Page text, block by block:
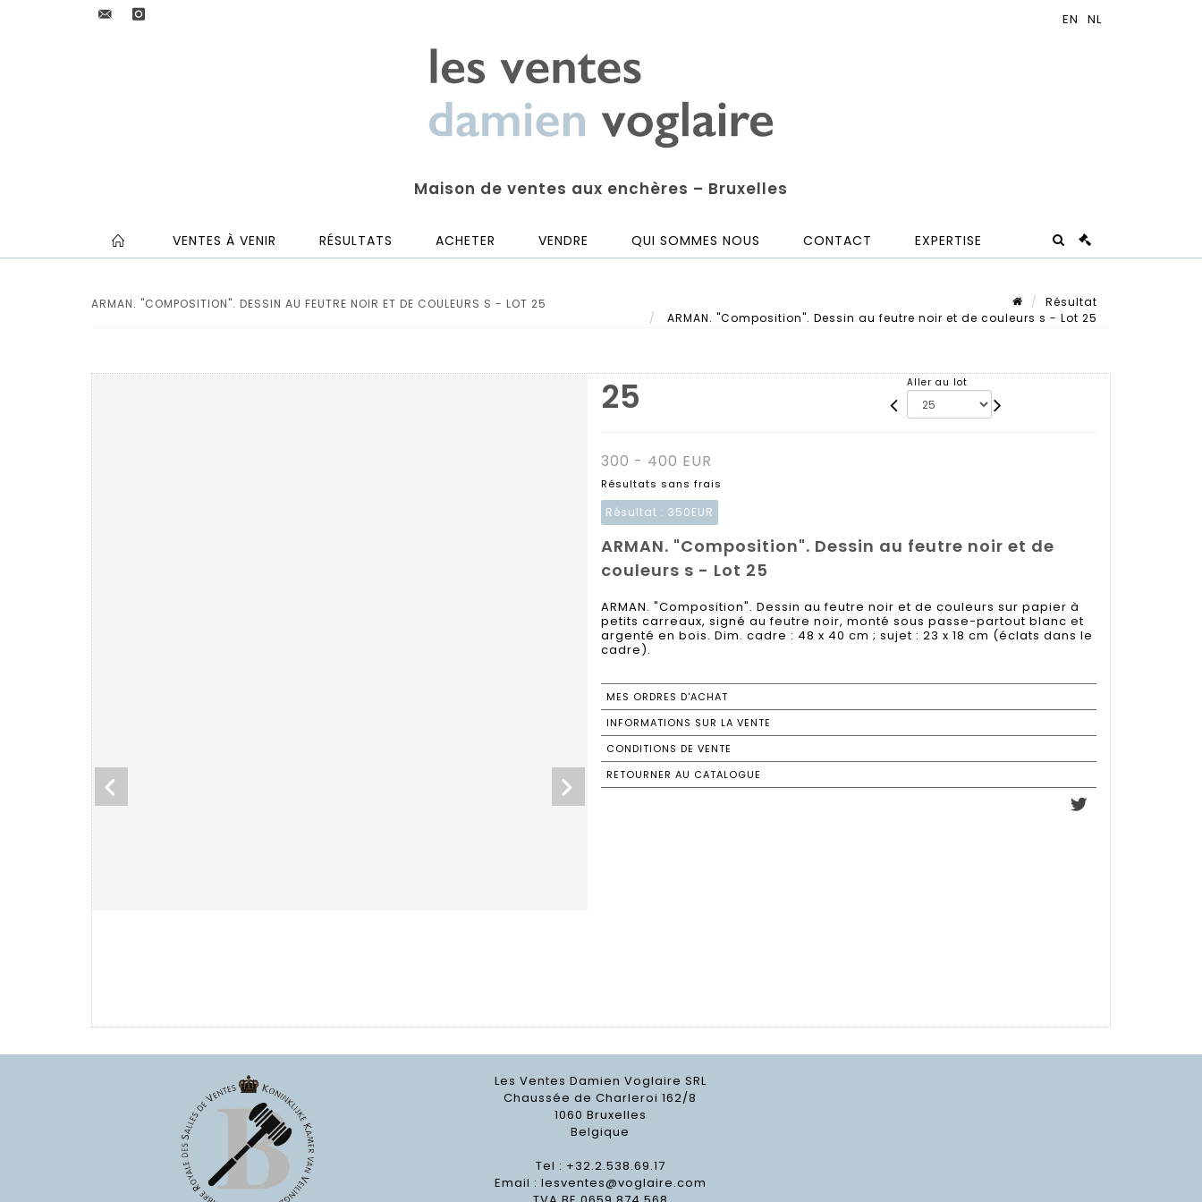
Maison de ventes aux enchères – Bruxelles
VENTES À VENIR RÉSULTATS ACHETER VENDRE QUI SOMMES NOUS CONTACT EXPERTISE
ARMAN. "COMPOSITION". DESSIN AU FEUTRE NOIR ET DE COULEURS S - LOT 25
Résultat
ARMAN. "Composition". Dessin au feutre noir et de couleurs s - Lot 25
25 Aller au lot
300 - 400 EUR
Résultats sans frais
Résultat : 350EUR
ARMAN. "Composition". Dessin au feutre noir et de
couleurs s - Lot 25
ARMAN. "Composition". Dessin au feutre noir et de couleurs sur papier à
petits carreaux, signé au feutre noir, monté sous passe-partout blanc et
argenté en bois. Dim. cadre : 48 x 40 cm ; sujet : 23 x 18 cm (éclats dans le
cadre).
MES ORDRES D'ACHAT
INFORMATIONS SUR LA VENTE
CONDITIONS DE VENTE
RETOURNER AU CATALOGUE
Les Ventes Damien Voglaire SRL
Chaussée de Charleroi 162/8
1060 Bruxelles
Belgique
Tel : +32.2.538.69.17
Email : lesventes@voglaire.com